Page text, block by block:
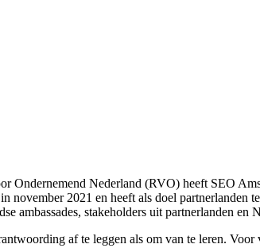
Ondernemend Nederland (RVO) heeft SEO
november 2021 en heeft als doel
ambassades, stakeholders uit partnerlanden
af te leggen als om van te leren.